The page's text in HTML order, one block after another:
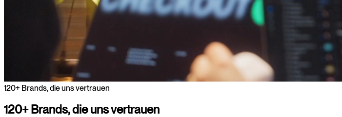
120+ Brands, die uns vertrauen
120+ Brands,die unsvertrauen